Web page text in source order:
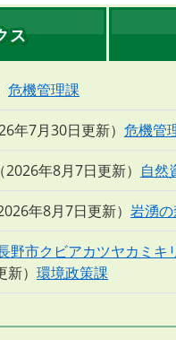
ス
危機管理課
年7月30日更新 危機管
2026年8月7日更新 自然
年8月7日更新 岩湧
市クビアカツヤカミキ
新 環境政策課